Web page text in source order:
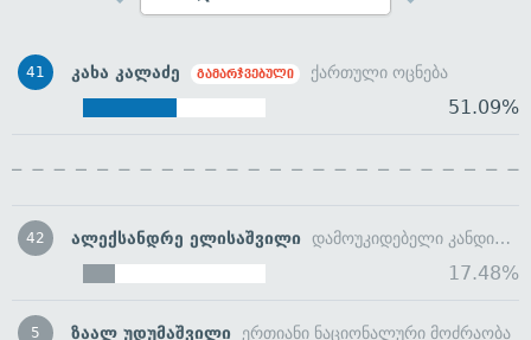
41 კახა კალაძე გამარჯვებული ქართული ოცნება
51.09%
42 ალექსანდრე ელისაშვილი დამოუკიდებელი კანდიდატი
17.48%
5 ზაალ უდუმაშვილი ერთიანი ნაციონალური მოძრაობა